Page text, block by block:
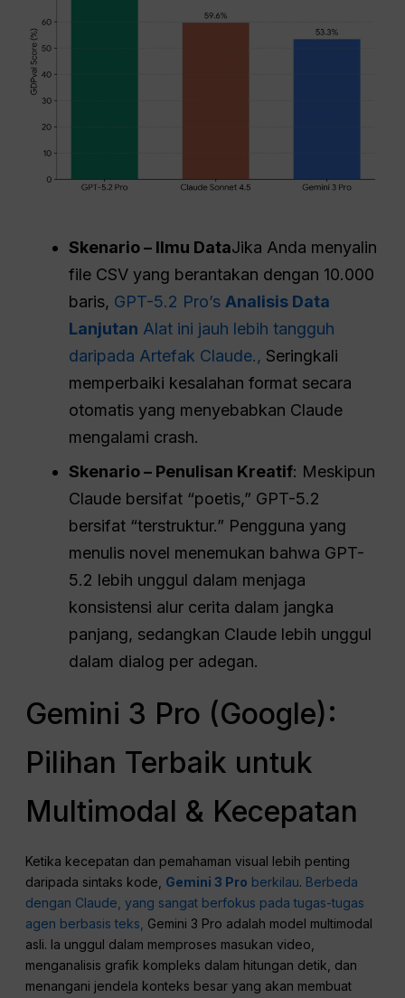
Skenario – Ilmu DataJika Anda menyalin
file CSV yang berantakan dengan 10.000
baris, GPT-5.2 Pro’s Analisis Data
Lanjutan Alat ini jauh lebih tangguh
daripada Artefak Claude., Seringkali
memperbaiki kesalahan format secara
otomatis yang menyebabkan Claude
mengalami crash.
Skenario – Penulisan Kreatif: Meskipun
Claude bersifat “poetis,” GPT-5.2
bersifat “terstruktur.” Pengguna yang
menulis novel menemukan bahwa GPT-
5.2 lebih unggul dalam menjaga
konsistensi alur cerita dalam jangka
panjang, sedangkan Claude lebih unggul
dalam dialog per adegan.
Gemini 3 Pro (Google):
Pilihan Terbaik untuk
Multimodal & Kecepatan
Ketika kecepatan dan pemahaman visual lebih penting
daripada sintaks kode, Gemini 3 Pro berkilau. Berbeda
dengan Claude, yang sangat berfokus pada tugas-tugas
agen berbasis teks, Gemini 3 Pro adalah model multimodal
asli. Ia unggul dalam memproses masukan video,
menganalisis grafik kompleks dalam hitungan detik, dan
menangani jendela konteks besar yang akan membuat